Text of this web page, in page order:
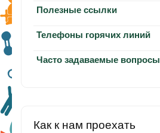
Полезные ссылки
Телефоны горячих линий
Часто задаваемые вопросы
Как к нам проехать